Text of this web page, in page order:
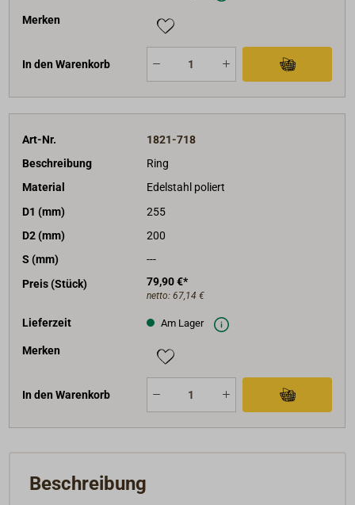
Merken
In den Warenkorb
Art-Nr.
1821-718
Beschreibung
Ring
Material
Edelstahl poliert
D1 (mm)
255
D2 (mm)
200
S (mm)
---
Preis (Stück)
79,90 €*
netto: 67,14 €
Lieferzeit Am Lager
Merken
In den Warenkorb
Beschreibung